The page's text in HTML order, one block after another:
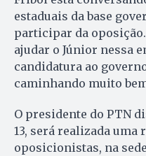
estaduais da base
participar da
ajudar o Júnior nessa
candidatura ao
caminhando muito
O presidente do PTN
13, será realizada
oposicionistas, na